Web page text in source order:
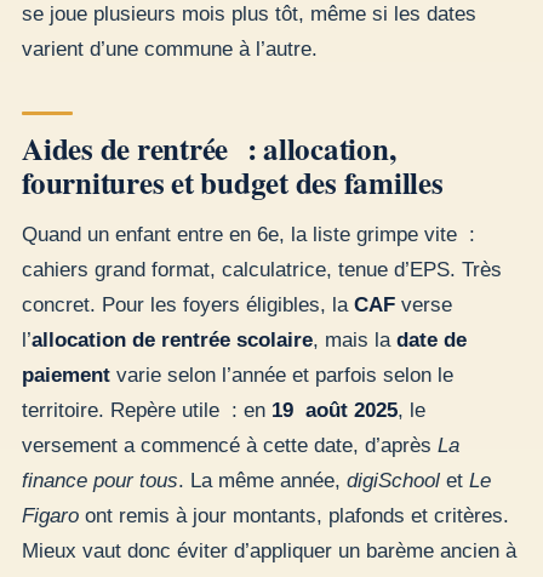
se joue plusieurs mois plus tôt, même si les dates
varient d’une commune à l’autre.
Aides de rentrée : allocation,
fournitures et budget des familles
Quand un enfant entre en 6e, la liste grimpe vite :
cahiers grand format, calculatrice, tenue d’EPS. Très
concret. Pour les foyers éligibles, la CAF verse
l’allocation de rentrée scolaire, mais la date de
paiement varie selon l’année et parfois selon le
territoire. Repère utile : en 19 août 2025, le
versement a commencé à cette date, d’après La
finance pour tous. La même année, digiSchool et Le
Figaro ont remis à jour montants, plafonds et critères.
Mieux vaut donc éviter d’appliquer un barème ancien à